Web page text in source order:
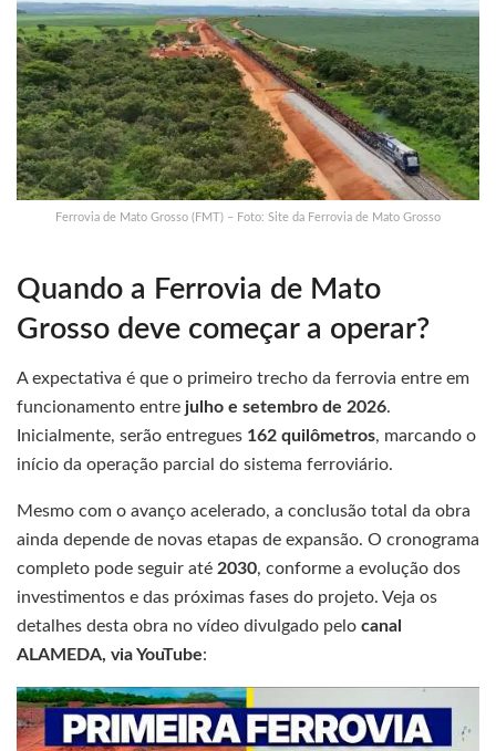
Ferrovia de Mato Grosso (FMT) – Foto: Site da Ferrovia de Mato Grosso
Quando a Ferrovia de Mato
Grosso deve começar a operar?
A expectativa é que o primeiro trecho da ferrovia entre em
funcionamento entre julho e setembro de 2026.
Inicialmente, serão entregues 162 quilômetros, marcando o
início da operação parcial do sistema ferroviário.
Mesmo com o avanço acelerado, a conclusão total da obra
ainda depende de novas etapas de expansão. O cronograma
completo pode seguir até 2030, conforme a evolução dos
investimentos e das próximas fases do projeto. Veja os
detalhes desta obra no vídeo divulgado pelo canal
ALAMEDA, via YouTube: